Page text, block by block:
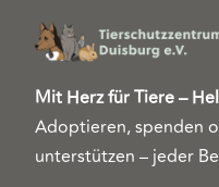
Mit Herz für Tiere –
Adoptieren, spenden
unterstützen – jeder